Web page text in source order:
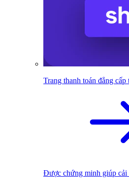
Trang thanh toán đẳng cấp
Được chứng minh giúp cải